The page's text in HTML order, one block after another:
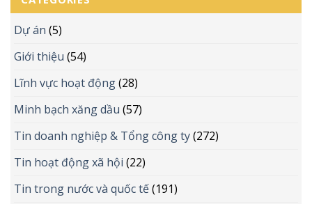
Dự án (5)
Giới thiệu (54)
Lĩnh vực hoạt động(28)
Minh bạch xăng dầu (57)
Tin doanh nghiệp & Tổng công ty(272)
Tin hoạt động xã hội (22)
Tin trong nước và quốc tế(191)